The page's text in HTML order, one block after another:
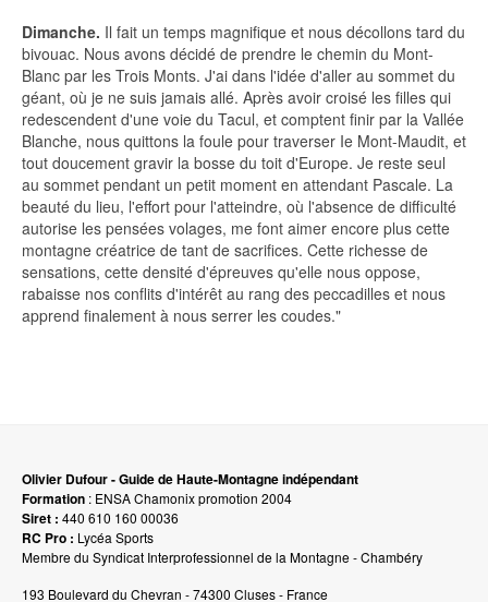
Dimanche. Il fait un temps magnifique et nous décollons tard du
bivouac. Nous avons décidé de prendre le chemin du Mont-
Blanc par les Trois Monts. J'ai dans l'idée d'aller au sommet du
géant, où je ne suis jamais allé. Après avoir croisé les filles qui
redescendent d'une voie du Tacul, et comptent finir par la Vallée
Blanche, nous quittons la foule pour traverser Ie Mont-Maudit, et
tout doucement gravir la bosse du toit d'Europe. Je reste seul
au sommet pendant un petit moment en attendant Pascale. La
beauté du lieu, l'effort pour l'atteindre, où l'absence de difficulté
autorise les pensées volages, me font aimer encore plus cette
montagne créatrice de tant de sacrifices. Cette richesse de
sensations, cette densité d'épreuves qu'elle nous oppose,
rabaisse nos conflits d'intérêt au rang des peccadilles et nous
apprend finalement à nous serrer les coudes."
Olivier Dufour - Guide de Haute-Montagne indépendant
Formation : ENSA Chamonix promotion 2004
Siret : 440 610 160 00036
RC Pro : Lycéa Sports
Membre du Syndicat Interprofessionnel de la Montagne - Chambéry
193 Boulevard du Chevran - 74300 Cluses - France